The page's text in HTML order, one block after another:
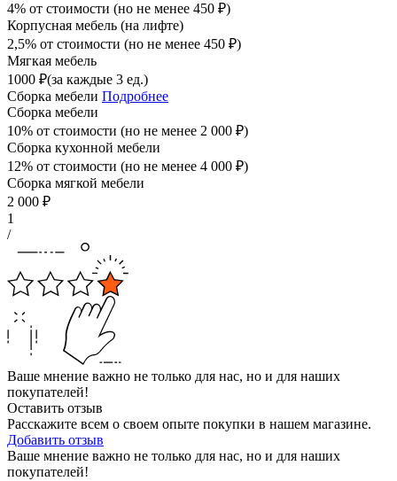
4% от стоимости (но не менее 450 ₽)
Корпусная мебель (на лифте)
2,5% от стоимости (но не менее 450 ₽)
Мягкая мебель
1000 ₽(за каждые 3 ед.)
Сборка мебели Подробнее
Сборка мебели
10% от стоимости (но не менее 2 000 ₽)
Сборка кухонной мебели
12% от стоимости (но не менее 4 000 ₽)
Сборка мягкой мебели
2 000 ₽
1
/
Ваше мнение важно не только для нас, но и для наших
покупателей!
Оставить отзыв
Расскажите всем о своем опыте покупки в нашем магазине.
Добавить отзыв
Ваше мнение важно не только для нас, но и для наших
покупателей!